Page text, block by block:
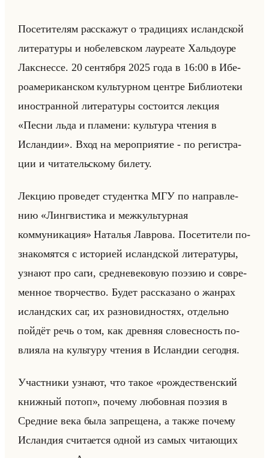
По­се­ти­те­лям рас­ска­жут о тра­ди­ци­ях ис­ланд­ской
ли­те­ра­ту­ры и но­бе­лев­ском ла­уре­ате Хальдо­уре
Лак­снес­се. 20 сен­тяб­ря 2025 года в 16:00 в Ибе­
ро­аме­ри­кан­ском культур­ном цен­тре Биб­лио­те­ки
ино­стран­ной ли­те­ра­ту­ры со­сто­ит­ся лек­ция
«Песни льда и пламени: культура чтения в
Исландии». Вход на ме­ро­при­ятие - по ре­ги­стра­
ции и чи­та­тельско­му би­ле­ту.
Лек­цию про­ве­дет сту­дент­ка МГУ по на­прав­ле­
нию «Лингвистика и межкультурная
коммуникация» На­та­лья Лав­ро­ва. По­се­ти­те­ли по­
зна­ко­мят­ся с ис­то­ри­ей ис­ланд­ской ли­те­ра­ту­ры,
узна­ют про саги, сред­не­ве­ко­вую по­эзию и со­вре­
мен­ное твор­че­ство. Будет рас­ска­за­но о жан­рах
ис­ланд­ских саг, их раз­но­вид­но­стях, от­дельно
пойдёт речь о том, как древ­няя сло­вес­ность по­
вли­яла на культу­ру чте­ния в Ис­лан­дии се­год­ня.
Участ­ни­ки узна­ют, что такое «рождественский
книжный потоп», по­че­му лю­бов­ная по­эзия в
Сред­ние века была за­пре­ще­на, а также по­че­му
Ис­лан­дия счи­та­ет­ся одной из самых чи­та­ющих